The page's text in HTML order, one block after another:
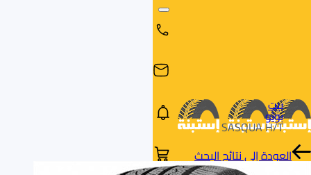
بيت
بوتو
SASQUA H/T
العودة إلى نتائج البحث